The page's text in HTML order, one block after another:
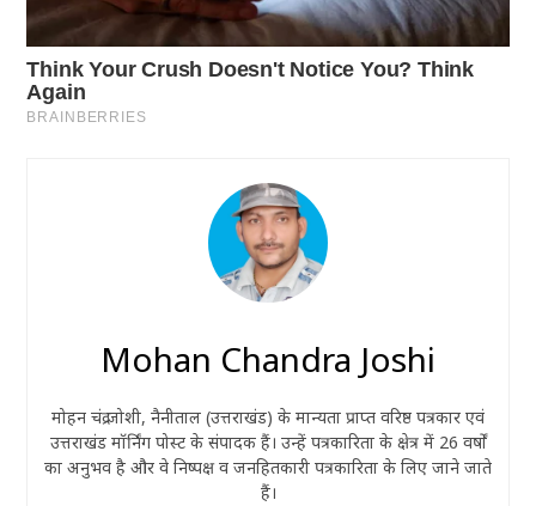
Mohan Chandra Joshi
मोहन चंद्र जोशी, नैनीताल (उत्तराखंड) के मान्यता प्राप्त वरिष्ठ पत्रकार एवं
उत्तराखंड मॉर्निंग पोस्ट के संपादक हैं। उन्हें पत्रकारिता के क्षेत्र में 26 वर्षों
का अनुभव है और वे निष्पक्ष व जनहितकारी पत्रकारिता के लिए जाने जाते
हैं।